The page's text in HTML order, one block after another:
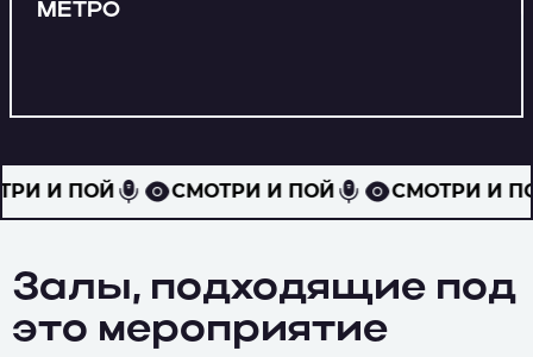
МЕТРО
И ПОЙ СМОТРИ И ПОЙ СМОТРИ
Залы, подходящие под
это мероприятие